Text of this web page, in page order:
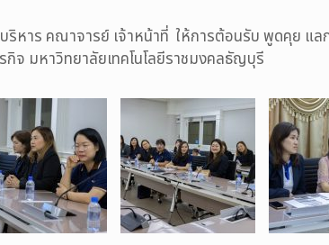
ร คณาจารย์ เจ้าหน้าที่ ให้การต้อนรับ พูดคุย แล
จ มหาวิทยาลัยเทคโนโลยีราชมงคลธัญบุรี